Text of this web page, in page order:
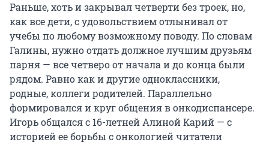
Раньше, хоть и закрывал четверти без троек, но,
как все дети, с удовольствием отлынивал от
учебы по любому возможному поводу. По словам
Галины, нужно отдать должное лучшим друзьям
парня — все четверо от начала и до конца были
рядом. Равно как и другие одноклассники,
родные, коллеги родителей. Параллельно
формировался и круг общения в онкодиспансере.
Игорь общался с 16-летней Алиной Карий — с
историей ее борьбы с онкологией читатели